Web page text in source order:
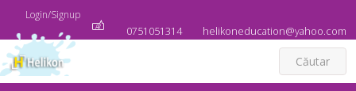
Login/Signup
0751051314
helikoneducation@yahoo.com
Cautare